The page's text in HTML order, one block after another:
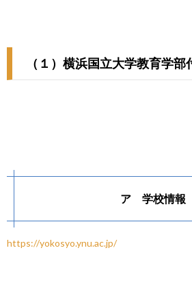
（１）横浜国立大学教育学
ア 学校情報
https://yokosyo.ynu.ac.jp/